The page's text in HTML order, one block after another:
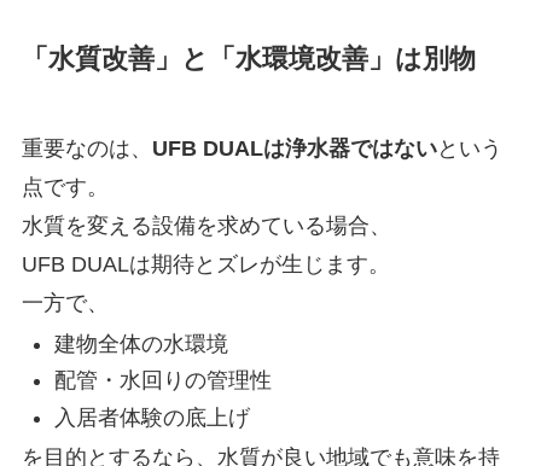
「水質改善」と「水環境改善」は別物
重要なのは、 UFB DUALは浄水器ではないという
点です。
水質を変える設備を求めている場合、
UFB DUALは期待とズレが生じます。
一方で、
建物全体の水環境
配管・水回りの管理性
入居者体験の底上げ
を目的とするなら、水質が良い地域でも意味を持